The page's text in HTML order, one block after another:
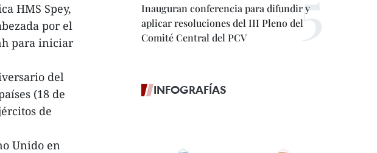
HMS Spey,
por el
para iniciar
del
(18 de
de
Unido en
Inauguran conferencia para difundir y
aplicar resoluciones del III Pleno del
Comité Central del PCV
INFOGRAFÍAS